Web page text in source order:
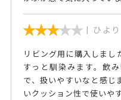
ひより
リビング用に購入しまし
すっと馴染みます。飲
で、扱いやすいなと感じ
いクッション性で使いや